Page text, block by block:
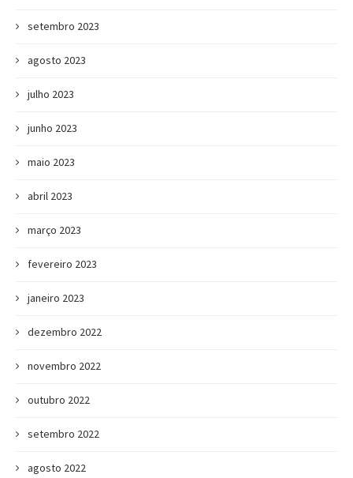
setembro 2023
agosto 2023
julho 2023
junho 2023
maio 2023
abril 2023
março 2023
fevereiro 2023
janeiro 2023
dezembro 2022
novembro 2022
outubro 2022
setembro 2022
agosto 2022